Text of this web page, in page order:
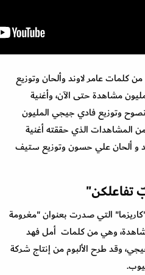
كلمات عامر لاوند وألحان وتوزيع
حسون، حصدت حتى الآن 2 مليون مشاهدة حتى الآن، وأغنية
وتوزيع فادي جيجي المليون
الذي حققته أغنية
و ألحان علي حسون وتوزيع ستيف
تفاعلكن"
التي صدرت بعنوان "مغرومة
المليون و800 ألف مشاهدة، وهي من كلمات أمل فهد
وقد طرح الألبوم من إنتاج شركة